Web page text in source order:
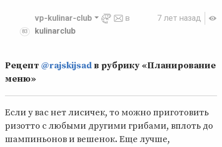
7 лет назад
83
vp-kulinar-club
в
kulinarclub
Рецепт @rajskijsad в рубрику «Планирование
меню»
Если у вас нет лисичек, то можно приготовить
ризотто с любыми другими грибами, вплоть до
шампиньонов и вешенок. Еще лучше,